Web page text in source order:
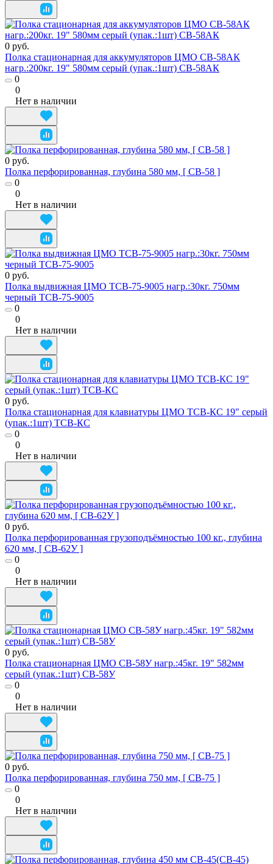
0 руб.
Полка стационарная для аккумуляторов ЦМО СВ-58АК
нагр.:200кг. 19" 580мм серый (упак.:1шт) СВ-58АК
0
0
Нет в наличии
0 руб.
Полка перфорированная, глубина 580 мм, [ СВ-58 ]
0
0
Нет в наличии
0 руб.
Полка выдвижная ЦМО ТСВ-75-9005 нагр.:30кг. 750мм
черный ТСВ-75-9005
0
0
Нет в наличии
0 руб.
Полка стационарная для клавиатуры ЦМО ТСВ-КС 19" серый
(упак.:1шт) ТСВ-КС
0
0
Нет в наличии
0 руб.
Полка перфорированная грузоподъёмностью 100 кг., глубина
620 мм, [ СВ-62У ]
0
0
Нет в наличии
0 руб.
Полка стационарная ЦМО СВ-58У нагр.:45кг. 19" 582мм
серый (упак.:1шт) СВ-58У
0
0
Нет в наличии
0 руб.
Полка перфорированная, глубина 750 мм, [ СВ-75 ]
0
0
Нет в наличии